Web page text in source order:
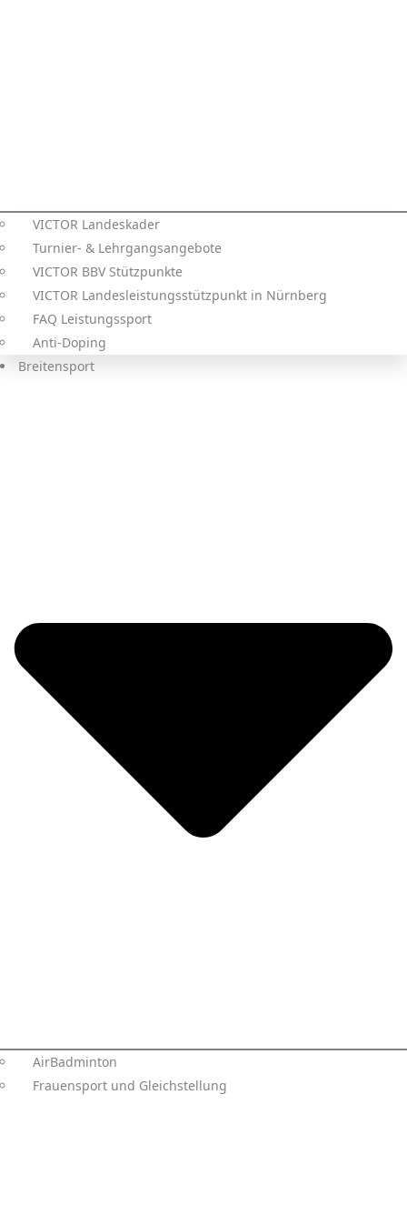
VICTOR Landeskader
Turnier- & Lehrgangsangebote
VICTOR BBV Stützpunkte
VICTOR Landesleistungsstützpunkt in Nürnberg
FAQ Leistungssport
Anti-Doping
Breitensport
AirBadminton
Frauensport und Gleichstellung